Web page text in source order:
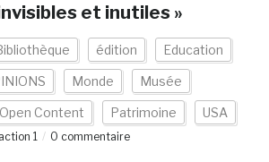
et inutiles »
édition Education
Monde Musée
Open Content Patrimoine USA
1 0 commentaire